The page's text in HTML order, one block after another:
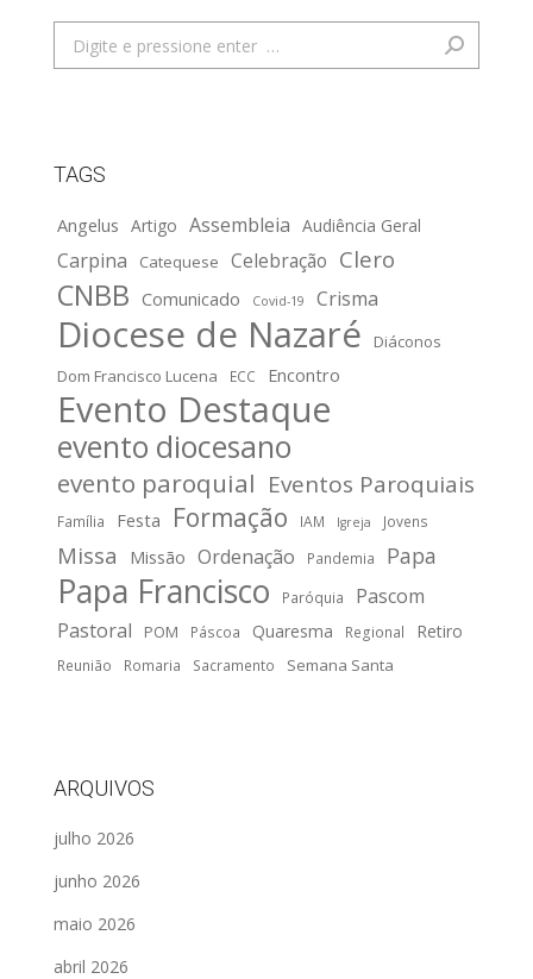
Search:
TAGS
Angelus Artigo Assembleia Audiência Geral
Carpina Catequese Celebração Clero
CNBB Comunicado Covid-19 Crisma
Diocese de Nazaré
Diáconos
Dom Francisco Lucena
ECC Encontro
Evento Destaque
evento diocesano
evento paroquial Eventos Paroquiais
Família Festa Formação IAM Igreja Jovens
Missa Missão Ordenação Pandemia Papa
Papa Francisco Paróquia
Pascom
Pastoral
POM Páscoa Quaresma Regional Retiro
Reunião Romaria Sacramento Semana Santa
ARQUIVOS
julho 2026
junho 2026
maio 2026
abril 2026